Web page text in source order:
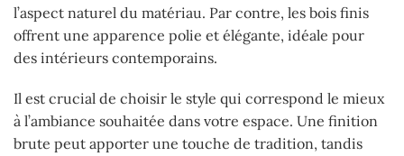
l’aspect naturel du matériau. Par contre, les bois finis
offrent une apparence polie et élégante, idéale pour
des intérieurs contemporains.
Il est crucial de choisir le style qui correspond le mieux
à l’ambiance souhaitée dans votre espace. Une finition
brute peut apporter une touche de tradition, tandis